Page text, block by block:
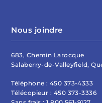
Nous joindre
683, Chemin Larocque
Salaberry-de-Valleyfield,
Téléphone : 450 373-4333
Télécopieur : 450 373-3336